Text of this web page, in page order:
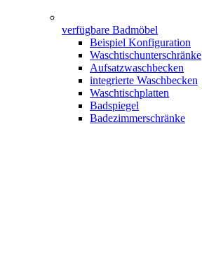
verfügbare Badmöbel
Beispiel Konfiguration
Waschtischunterschränke
Aufsatzwaschbecken
integrierte Waschbecken
Waschtischplatten
Badspiegel
Badezimmerschränke